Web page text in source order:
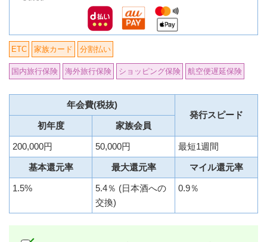
ETC 家族カード 分割払い
国内旅行保険 海外旅行保険 ショッピング保険 航空便遅延保険
年会費(税抜)
発行スピード
初年度
家族会員
200,000円 50,000円 最短1週間
基本還元率 最大還元率 マイル還元率
1.5%
5.4％ (日本酒への
交換)
0.9％